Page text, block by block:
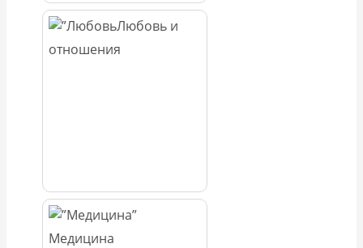
Любовь и
отношения
Медицина